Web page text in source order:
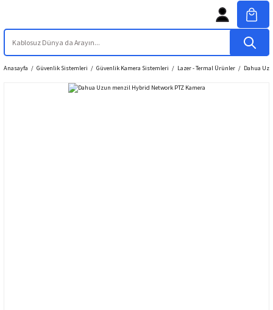
Anasayfa Güvenlik Sistemleri Güvenlik Kamera Sistemleri Lazer - Termal Ürünler Dahua